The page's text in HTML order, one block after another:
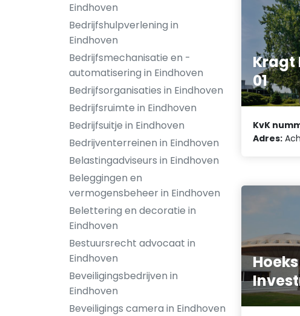
Eindhoven
Bedrijfshulpverlening in
Eindhoven
Bedrijfsmechanisatie en -
automatisering in Eindhoven
Bedrijfsorganisaties in Eindhoven
Bedrijfsruimte in Eindhoven
Bedrijfsuitje in Eindhoven
Bedrijventerreinen in Eindhoven
Belastingadviseurs in Eindhoven
Beleggingen en
vermogensbeheer in Eindhoven
Belettering en decoratie in
Eindhoven
Bestuursrecht advocaat in
Eindhoven
Beveiligingsbedrijven in
Eindhoven
Beveiligings camera in Eindhoven
Kragt
01
KvK
Adres:
Hoeks